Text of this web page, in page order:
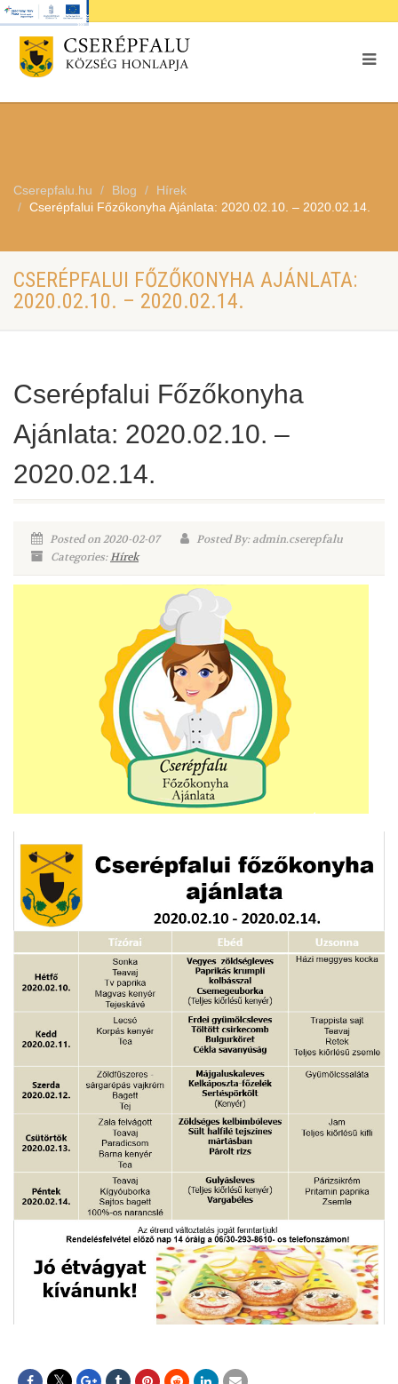
Cserepfalu.hu Blog
Hírek
Cserépfalui Főzőkonyha Ajánlata: 2020.02.10. – 2020.02.14.
CSERÉPFALUI FŐZŐKONYHA AJÁNLATA:
2020.02.10. – 2020.02.14.
Cserépfalui Főzőkonyha
Ajánlata: 2020.02.10. –
2020.02.14.
Posted on 2020-02-07
Posted By: admin.cserepfalu
Categories:Hírek